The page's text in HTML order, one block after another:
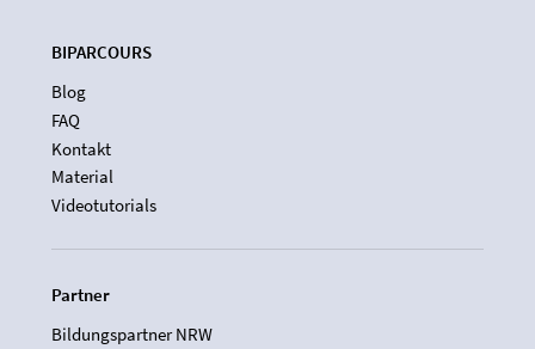
BIPARCOURS
Blog
FAQ
Kontakt
Material
Videotutorials
Partner
Bildungspartner NRW